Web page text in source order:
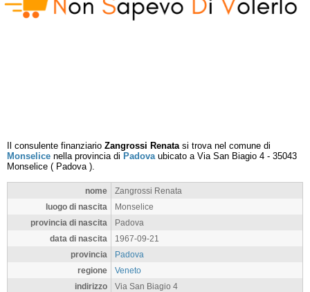
Il consulente finanziario Zangrossi Renatasi trova nel comune di
Monselice nella provincia di Padovaubicato a Via San Biagio 4 - 35043
Monselice ( Padova).
nome
Zangrossi Renata
luogo di nascita
Monselice
provincia di nascita
Padova
data di nascita
1967-09-21
provincia
Padova
regione
Veneto
indirizzo
Via San Biagio 4